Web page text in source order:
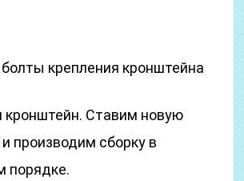
крепления кронштейна
Ставим новую
производим сборку в
порядке.